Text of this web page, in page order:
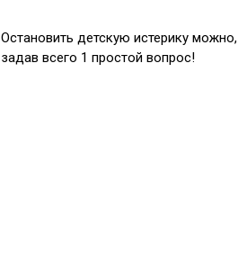
Остановить детскую истерику можно,
задав всего 1 простой вопрос!